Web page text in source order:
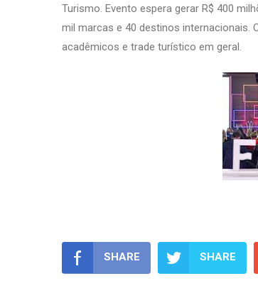
Turismo. Evento espera gerar R$ 400
mil marcas e 40 destinos internacionais.
acadêmicos e trade turístico em geral.
SHARE SHARE